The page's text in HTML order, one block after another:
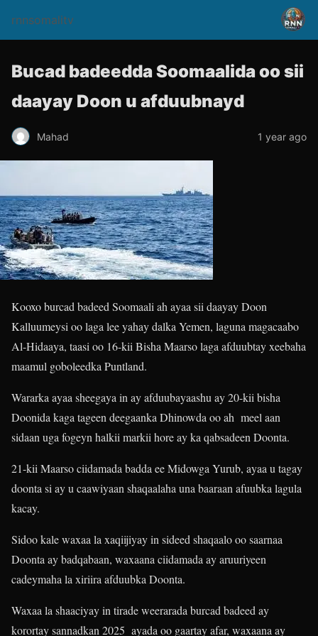
rnnsomalitv
Bucad badeedda Soomaalida oo sii
daayay Doon u afduubnayd
Mahad 1 year ago
Kooxo burcad badeed Soomaali ah ayaa sii daayay Doon
Kalluumeysi oo laga lee yahay dalka Yemen, laguna magacaabo
Al-Hidaaya, taasi oo 16-kii Bisha Maarso laga afduubtay xeebaha
maamul goboleedka Puntland.
Wararka ayaa sheegaya in ay afduubayaashu ay 20-kii bisha
Doonida kaga tageen deegaanka Dhinowda oo ah meel aan
sidaan uga fogeyn halkii markii hore ay ka qabsadeen Doonta.
21-kii Maarso ciidamada badda ee Midowga Yurub, ayaa u tagay
doonta si ay u caawiyaan shaqaalaha una baaraan afuubka lagula
kacay.
Sidoo kale waxaa la xaqiijiyay in sideed shaqaalo oo saarnaa
Doonta ay badqabaan, waxaana ciidamada ay aruuriyeen
cadeymaha la xiriira afduubka Doonta.
Waxaa la shaaciyay in tirade weerarada burcad badeed ay
korortay sannadkan 2025 ayada oo gaartay afar, waxaana ay